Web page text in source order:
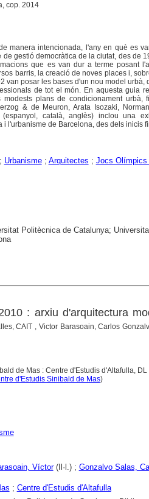
cop. 2014
manera intencionada, l'any en què es
gestió democràtica de la ciutat, des de
que es van dur a terme posant
barris, la creació de noves places i,
van posar les bases d'un nou model urbà,
de tot el món. En aquesta guia
plans de condicionament urbà,
& de Meuron, Arata Isozaki,
català, anglès) inclou una
l'urbanisme de Barcelona, des dels inicis
; Urbanisme; Arquitectes ; Jocs Olímpics
Politècnica de Catalunya;
: arxiu d'arquitectura
CAIT , Victor Barasoain, Carlos
de Mas : Centre d'Estudis d'Altafulla, DL
d'Estudis Sinibald de Mas)
Víctor(Il·l.) ; Gonzalvo Salas,
; Centre d'Estudis d'Altafulla